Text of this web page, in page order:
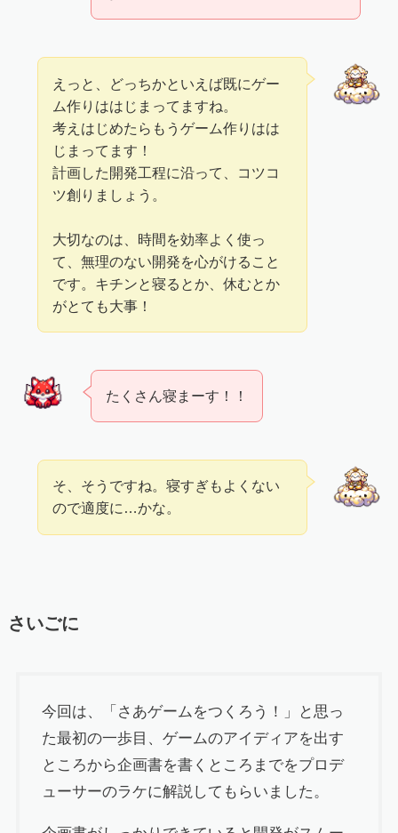
えっと、どっちかといえば既にゲー
ム作りははじまってますね。
考えはじめたらもうゲーム作りはは
じまってます！
計画した開発工程に沿って、コツコ
ツ創りましょう。
大切なのは、時間を効率よく使っ
て、無理のない開発を心がけること
です。キチンと寝るとか、休むとか
がとても大事！
たくさん寝まーす！！
そ、そうですね。寝すぎもよくない
ので適度に…かな。
さいごに
今回は、「さあゲームをつくろう！」と思っ
た最初の一歩目、ゲームのアイディアを出す
ところから企画書を書くところまでをプロデ
ューサーのラケに解説してもらいました。